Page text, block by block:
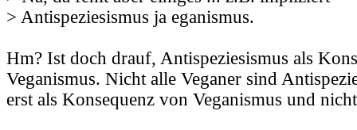
> Antispeziesismus ja eganismus.
Hm? Ist doch drauf, Antispeziesismus als
Veganismus. Nicht alle Veganer sind
erst als Konsequenz von Veganismus und